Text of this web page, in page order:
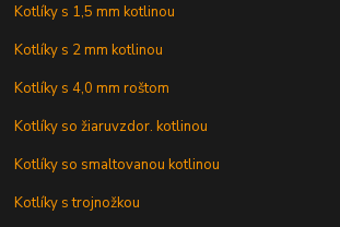
Kotlíky s 1,5 mm kotlinou
Kotlíky s 2 mm kotlinou
Kotlíky s 4,0 mm roštom
Kotlíky so žiaruvzdor. kotlinou
Kotlíky so smaltovanou kotlinou
Kotlíky s trojnožkou